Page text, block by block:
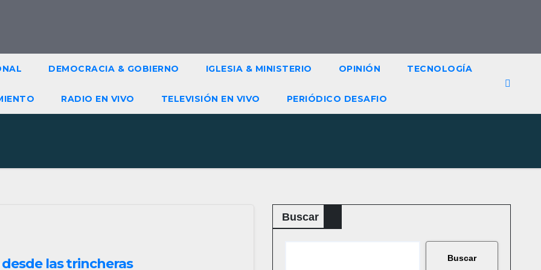
DEMOCRACIA & GOBIERNO IGLESIA & MINISTERIO OPINIÓN TECNOLOGÍA
RADIO EN VIVO TELEVISIÓN EN VIVO PERIÓDICO DESAFIO
las trincheras
Buscar
Buscar